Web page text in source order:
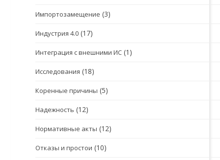
Импортозамещение (3)
Индустрия 4.0 (17)
Интеграция с внешними ИС (1)
Исследования (18)
Коренные причины (5)
Надежность (12)
Нормативные акты (12)
Отказы и простои (10)